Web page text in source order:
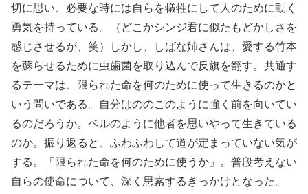
切に思い、必要な時には自らを犠牲にして人のために動く
勇気を持っている。（どこかシンジ君に似たもどかしさを
感じさせるが、笑）しかし、しばな姉さんは、愛する竹本
を蘇らせるために虫歯菌を取り込んで反旗を翻す。共通す
るテーマは、限られた命を何のために使って生きるのかと
いう問いである。自分はののこのように強く前を向いてい
るのだろうか。ベルのように他者を思いやって生きている
のか。振り返ると、ふわふわして道が定まっていない気が
する。「限られた命を何のために使うか」。普段考えない
自らの使命について、深く思索するきっかけとなった。